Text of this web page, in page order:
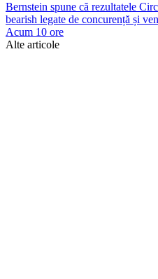
Bernstein spune că rezultatele
bearish legate de concurență și
Acum 10 ore
Alte articole